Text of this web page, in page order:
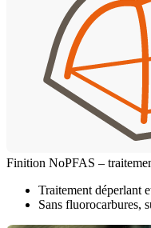
Finition NoPFAS –
Traitement déperlant
Sans fluorocarbures,